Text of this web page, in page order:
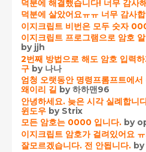
덕분에 해결했습니다! 너무 감사
덕분에 살았어요ㅠㅠ 너무 감사
이지크립트 비번은 모두 숫자
이지크립트 프로그램으로 암호
by jjh
2번째 방법으로 해도 암호 입력
구 by 나나
엄청 오랫동안 명령프롬프트에
왜이리 길 by 하하맨96
안녕하세요. 늦은 시각 실례합니
윈도우 by Strix
모든 암호는 0000 입니다. by
이지크립트 암호가 걸려있어요
잘모르겠습니다. 전 안됩니다. by